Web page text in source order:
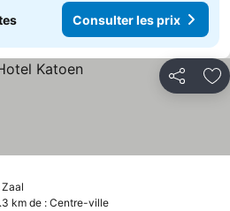
Consulter les prix
Partager
les prix
km de : Centre-ville